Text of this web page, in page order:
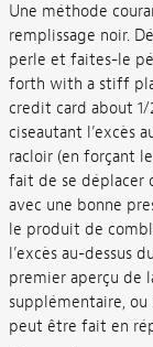
Une méthode
remplissage noir.
perle et faites-le
forth with a stiff
credit card about
ciseautant l’excès
racloir (en forçant
fait de se déplacer
avec une bonne
le produit de
l’excès au-dessus
premier aperçu de
supplémentaire,
peut être fait en